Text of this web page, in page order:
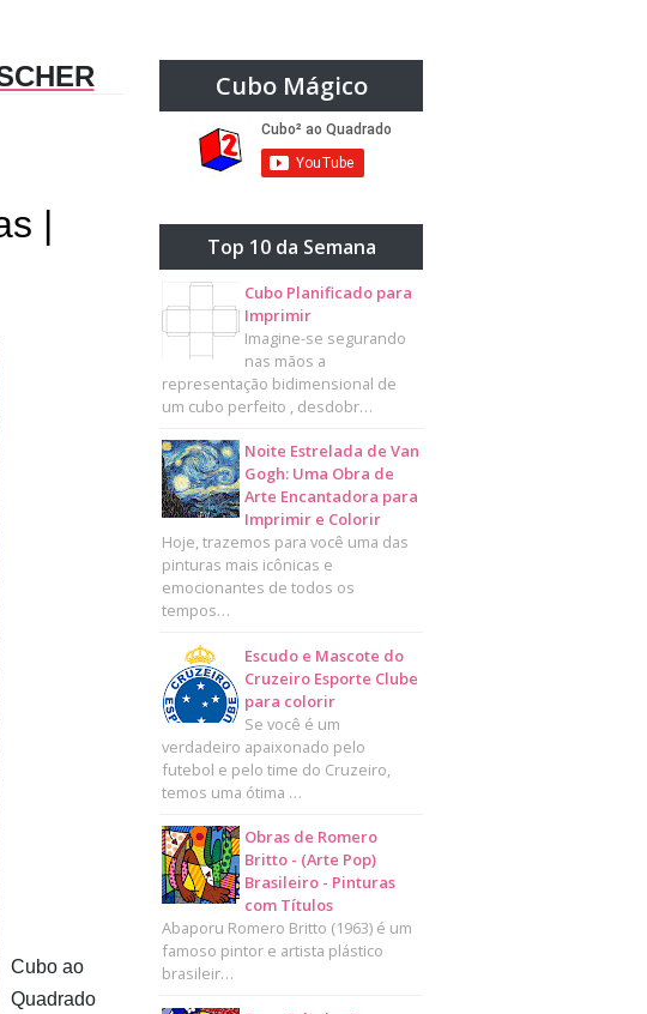
|
Cubo ao
Quadrado
Cubo Mágico
Top 10 da Semana
Cubo Planificado para
Imprimir
Imagine-se segurando
nas mãos a
representação bidimensional de
um cubo perfeito , desdobr…
Noite Estrelada de Van
Gogh: Uma Obra de
Arte Encantadora para
Imprimir e Colorir
Hoje, trazemos para você uma das
pinturas mais icônicas e
emocionantes de todos os
tempos…
Escudo e Mascote do
Cruzeiro Esporte Clube
para colorir
Se você é um
verdadeiro apaixonado pelo
futebol e pelo time do Cruzeiro,
temos uma ótima …
Obras de Romero
Britto - (Arte Pop)
Brasileiro - Pinturas
com Títulos
Abaporu Romero Britto (1963) é um
famoso pintor e artista plástico
brasileir…